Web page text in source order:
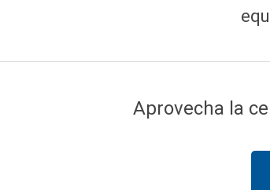
Aprovecha la